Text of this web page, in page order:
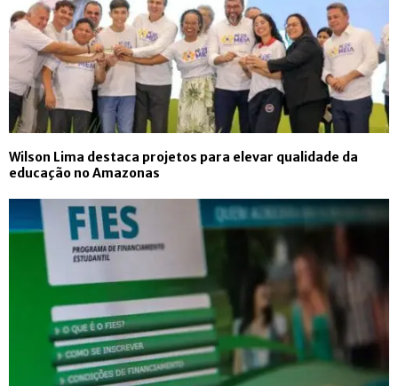
Wilson Lima destaca projetos para elevar qualidade da
educação no Amazonas